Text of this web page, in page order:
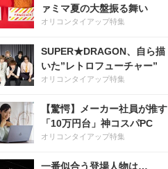
ァミマ夏の大盤振る舞い
オリコンタイアップ特集
SUPER★DRAGON、自ら描
いた”レトロフューチャー”
オリコンタイアップ特集
【驚愕】メーカー社員が推す
「10万円台」神コスパPC
オリコンタイアップ特集
一番似合う登場人物は…